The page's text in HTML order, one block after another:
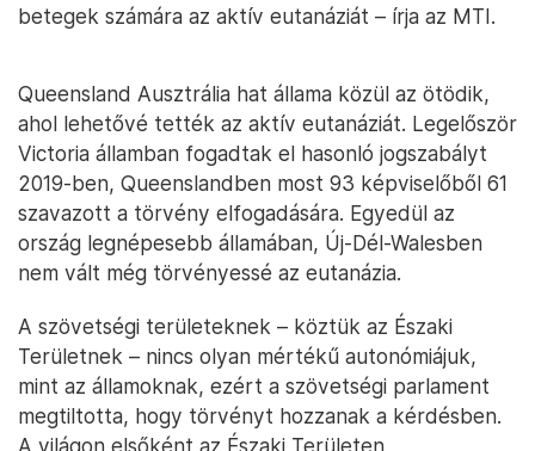
betegek számára az aktív eutanáziát – írja az MTI.
Queensland Ausztrália hat állama közül az ötödik,
ahol lehetővé tették az aktív eutanáziát. Legelőször
Victoria államban fogadtak el hasonló jogszabályt
2019-ben, Queenslandben most 93 képviselőből 61
szavazott a törvény elfogadására. Egyedül az
ország legnépesebb államában, Új-Dél-Walesben
nem vált még törvényessé az eutanázia.
A szövetségi területeknek – köztük az Északi
Területnek – nincs olyan mértékű autonómiájuk,
mint az államoknak, ezért a szövetségi parlament
megtiltotta, hogy törvényt hozzanak a kérdésben.
A világon elsőként az Északi Területen